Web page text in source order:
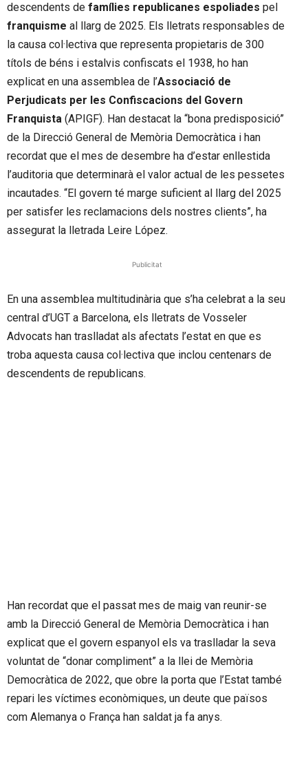
descendents de famílies republicanes espoliades pel
franquisme al llarg de 2025. Els lletrats responsables de
la causa col·lectiva que representa propietaris de 300
títols de béns i estalvis confiscats el 1938, ho han
explicat en una assemblea de l’Associació de
Perjudicats per les Confiscacions del Govern
Franquista (APIGF). Han destacat la “bona predisposició”
de la Direcció General de Memòria Democràtica i han
recordat que el mes de desembre ha d’estar enllestida
l’auditoria que determinarà el valor actual de les pessetes
incautades. “El govern té marge suficient al llarg del 2025
per satisfer les reclamacions dels nostres clients”, ha
assegurat la lletrada Leire López.
Publicitat
En una assemblea multitudinària que s’ha celebrat a la seu
central d’UGT a Barcelona, els lletrats de Vosseler
Advocats han traslladat als afectats l’estat en que es
troba aquesta causa col·lectiva que inclou centenars de
descendents de republicans.
Han recordat que el passat mes de maig van reunir-se
amb la Direcció General de Memòria Democràtica i han
explicat que el govern espanyol els va traslladar la seva
voluntat de “donar compliment” a la llei de Memòria
Democràtica de 2022, que obre la porta que l’Estat també
repari les víctimes econòmiques, un deute que països
com Alemanya o França han saldat ja fa anys.